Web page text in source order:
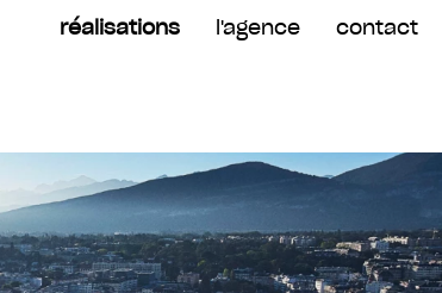
réalisations l'agence contact